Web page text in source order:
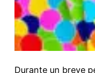
Durante un breve